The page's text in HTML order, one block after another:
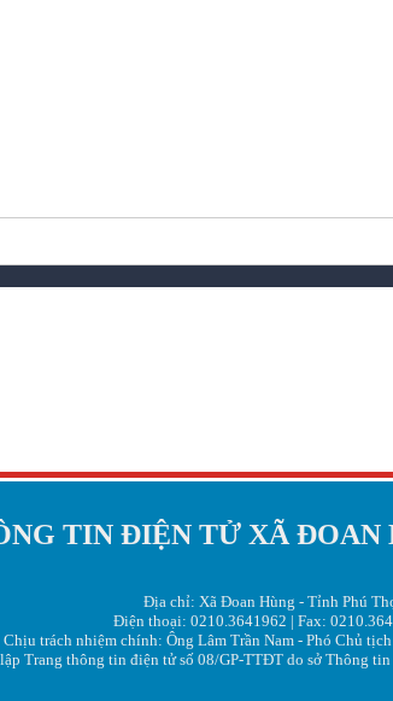
TIN ĐIỆN TỬ XÃ ĐOAN
Địa chỉ: Xã Đoan Hùng - Tỉnh Phú
Điện thoại: 0210.3641962 | Fax:
Chịu trách nhiệm chính: Ông Lâm Trần Nam - Phó Chủ
Trang thông tin điện tử số 08/GP-TTĐT do sở Thông